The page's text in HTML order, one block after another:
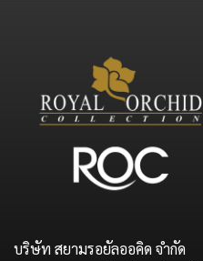
บริษัท สยามรอยัลออคิด จำกัด